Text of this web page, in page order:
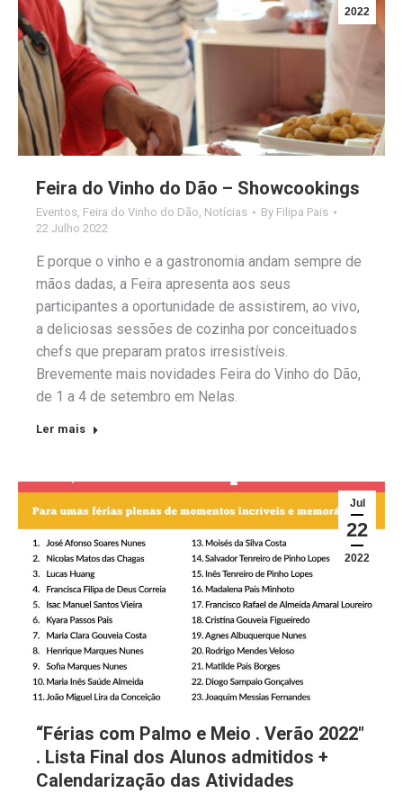
2022
Feira do Vinho do Dão – Showcookings
Eventos, Feira do Vinho do Dão, Notícias By Filipa Pais
22 Julho 2022
E porque o vinho e a gastronomia andam sempre de
mãos dadas, a Feira apresenta aos seus
participantes a oportunidade de assistirem, ao vivo,
a deliciosas sessões de cozinha por conceituados
chefs que preparam pratos irresistíveis.
Brevemente mais novidades Feira do Vinho do Dão,
de 1 a 4 de setembro em Nelas.
Ler mais
Jul
22
2022
“Férias com Palmo e Meio . Verão 2022″
. Lista Final dos Alunos admitidos +
Calendarização das Atividades